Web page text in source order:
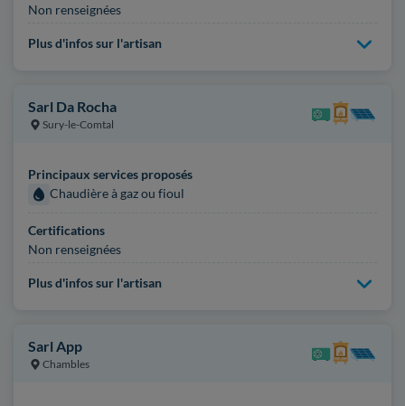
Non renseignées
Plus d'infos sur l'artisan
Sarl Da Rocha
Sury-le-Comtal
Principaux services proposés
Chaudière à gaz ou fioul
Certifications
Non renseignées
Plus d'infos sur l'artisan
Sarl App
Chambles